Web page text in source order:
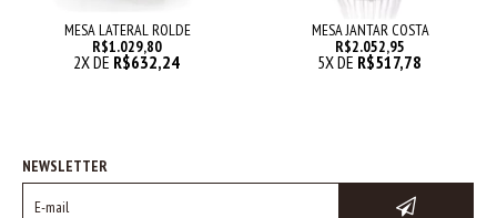
MESA LATERAL ROLDE
R$1.029,80
2X DE R$632,24
MESA JANTAR COSTA
R$2.052,95
5X DE R$517,78
NEWSLETTER